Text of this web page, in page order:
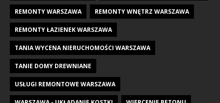
REMONTY WARSZAWA REMONTY WNĘTRZ WARSZAWA
REMONTY ŁAZIENEK WARSZAWA
TANIA WYCENA NIERUCHOMOŚCI WARSZAWA
TANIE DOMY DREWNIANE
USŁUGI REMONTOWE WARSZAWA